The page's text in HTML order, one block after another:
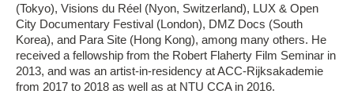
(Tokyo), Visions du Réel (Nyon, Switzerland), LUX & Open
City Documentary Festival (London), DMZ Docs (South
Korea), and Para Site (Hong Kong), among many others. He
received a fellowship from the Robert Flaherty Film Seminar in
2013, and was an artist-in-residency at ACC-Rijksakademie
from 2017 to 2018 as well as at NTU CCA in 2016.